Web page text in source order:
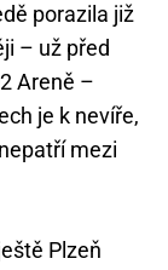
porazila již
– už před
Areně –
je k nevíře,
mezi
Plzeň